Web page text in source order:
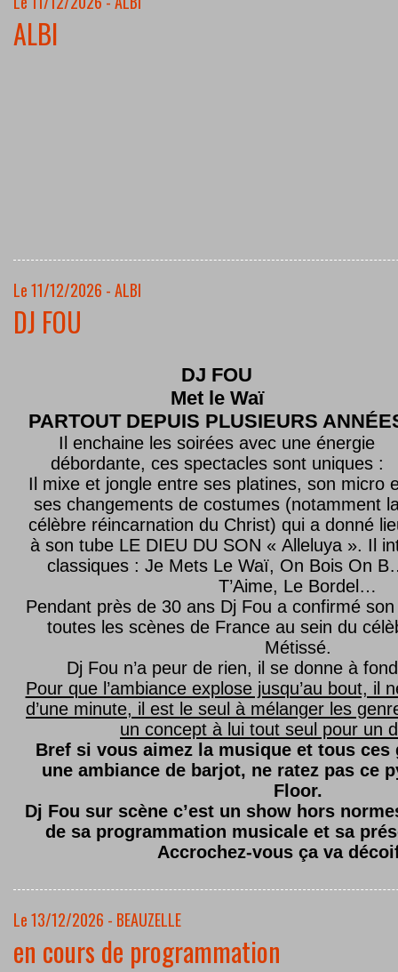
ALBI
Le 11/12/2026 - ALBI
DJ FOU
DJ FOU
Met le Waï
PARTOUT DEPUIS PLUSIEURS
Il enchaine les soirées avec une énergie
débordante, ces spectacles sont uniques :
Il mixe et jongle entre ses platines, son micro
ses changements de costumes (notamment
célèbre réincarnation du Christ) qui a donné
à son tube LE DIEU DU SON « Alleluya ». Il
classiques : Je Mets Le Waï, On Bois On
T’Aime, Le Bordel…
Pendant près de 30 ans Dj Fou a confirmé son
toutes les scènes de France au sein du
Métissé.
Dj Fou n’a peur de rien, il se donne à
Pour que l’ambiance explose jusqu’au bout, il
d’une minute, il est le seul à mélanger les
un concept à lui tout seul pour un
Bref si vous aimez la musique et tous ces
une ambiance de barjot, ne ratez pas ce
Floor.
Dj Fou sur scène c’est un show hors
de sa programmation musicale et sa
Accrochez-vous ça va
Le 13/12/2026 - BEAUZELLE
en cours de programmation